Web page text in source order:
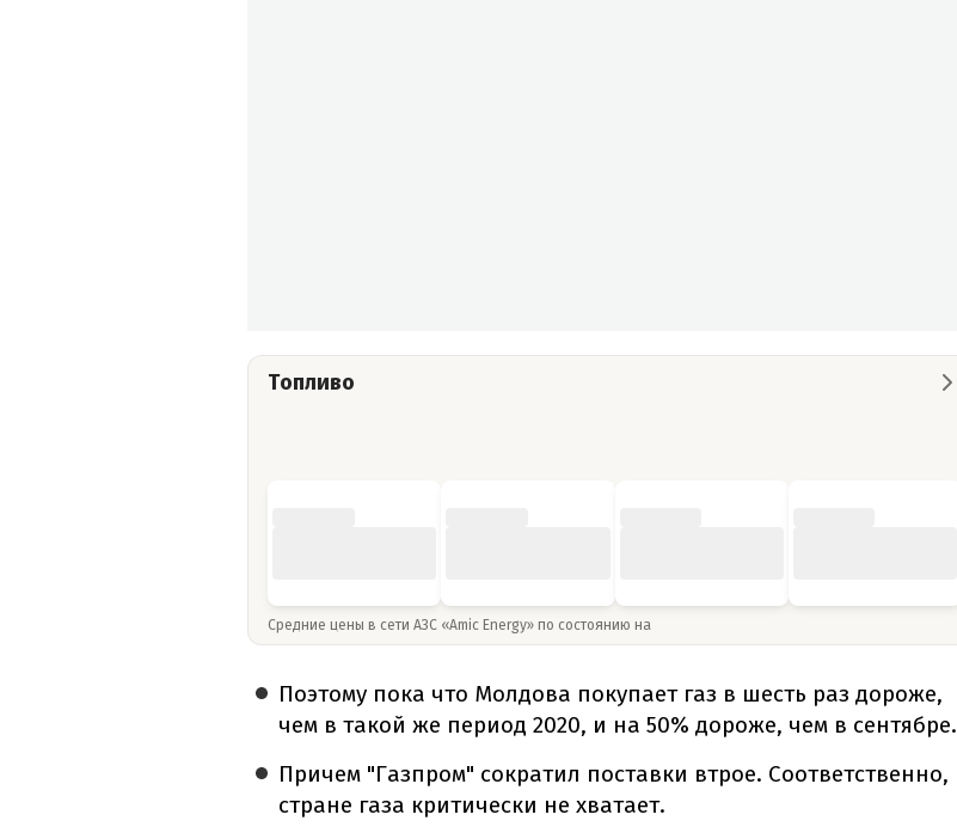
Топливо
Средние цены в сети АЗС «Amic Energy» по состоянию на
Поэтому пока что Молдова покупает газ в шесть раз дороже,
чем в такой же период 2020, и на 50% дороже, чем в сентябре.
Причем "Газпром" сократил поставки втрое. Соответственно,
стране газа критически не хватает.